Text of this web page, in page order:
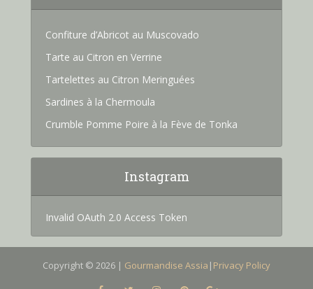
Confiture d’Abricot au Muscovado
Tarte au Citron en Verrine
Tartelettes au Citron Meringuées
Sardines à la Chermoula
Crumble Pomme Poire à la Fève de Tonka
Instagram
Invalid OAuth 2.0 Access Token
Copyright © 2026 | Gourmandise Assia | Privacy Policy